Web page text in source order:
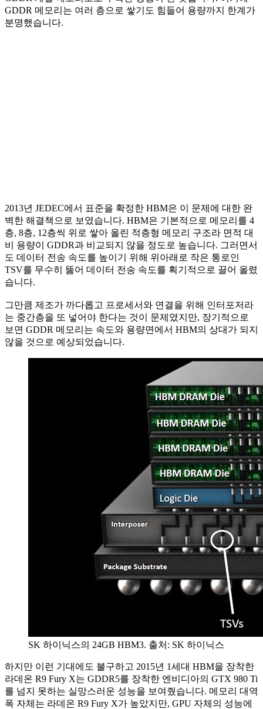
GDDR 메모리는 여러 층으로 쌓기도 힘들어 용량까지 한계가
분명했습니다.
2013년 JEDEC에서 표준을 확정한 HBM은 이 문제에 대한 완
벽한 해결책으로 보였습니다. HBM은 기본적으로 메모리를 4
층, 8층, 12층씩 위로 쌓아 올린 적층형 메모리 구조라 면적 대
비 용량이 GDDR과 비교되지 않을 정도로 높습니다. 그러면서
도 데이터 전송 속도를 높이기 위해 위아래로 작은 통로인
TSV를 무수히 뚫어 데이터 전송 속도를 획기적으로 끌어 올렸
습니다.
그만큼 제조가 까다롭고 프로세서와 연결을 위해 인터포저라
는 중간층을 또 넣어야 한다는 것이 문제였지만, 장기적으로
보면 GDDR 메모리는 속도와 용량면에서 HBM의 상대가 되지
않을 것으로 예상되었습니다.
SK 하이닉스의 24GB HBM3. 출처: SK 하이닉스
하지만 이런 기대에도 불구하고 2015년 1세대 HBM을 장착한
라데온 R9 Fury X는 GDDR5를 장착한 엔비디아의 GTX 980 Ti
를 넘지 못하는 실망스러운 성능을 보여줬습니다. 메모리 대역
폭 자체는 라데온 R9 Fury X가 높았지만, GPU 자체의 성능에